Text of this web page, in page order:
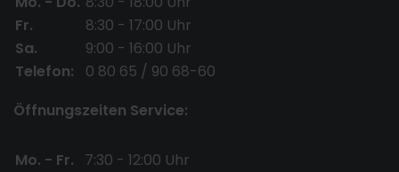
Fr.
8:30 - 17:00 Uhr
Sa.
9:00 - 16:00 Uhr
Telefon:
0 80 65 / 90 68-60
Öffnungszeiten Service:
Mo. - Fr.
7:30 - 12:00 Uhr